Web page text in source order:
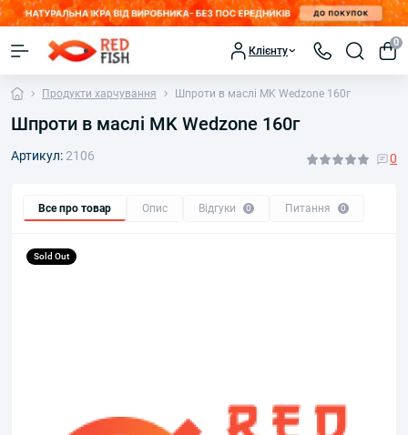
Клієнту
0
Продукти харчування Шпроти в маслі MK Wedzone 160г
Шпроти в маслі MK Wedzone 160г
Артикул: 2106 0
Все про товар Опис Відгуки 0 Питання 0
Sold Out